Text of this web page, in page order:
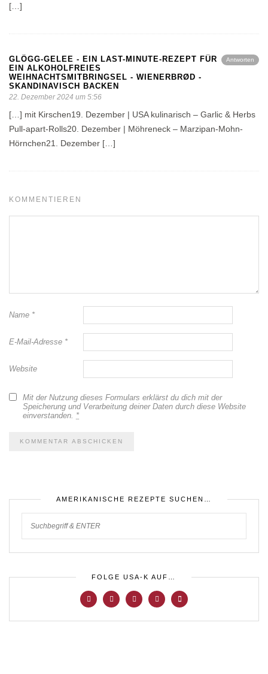
[…]
Antworten
GLÖGG-GELEE - EIN LAST-MINUTE-REZEPT FÜR
EIN ALKOHOLFREIES
WEIHNACHTSMITBRINGSEL - WIENERBRØD -
SKANDINAVISCH BACKEN
22. Dezember 2024 um 5:56
[…] mit Kirschen19. Dezember | USA kulinarisch – Garlic & Herbs
Pull-apart-Rolls20. Dezember | Möhreneck – Marzipan-Mohn-
Hörnchen21. Dezember […]
KOMMENTIEREN
Name *
E-Mail-Adresse *
Website
Mit der Nutzung dieses Formulars erklärst du dich mit der
Speicherung und Verarbeitung deiner Daten durch diese Website
einverstanden. *
AMERIKANISCHE REZEPTE SUCHEN…
FOLGE USA-K AUF…